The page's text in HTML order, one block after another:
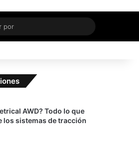
Buscar
por
AWD? Todo lo que
los sistemas de tracción